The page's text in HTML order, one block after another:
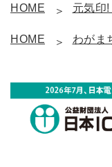
HOME 元気印
HOME わがま